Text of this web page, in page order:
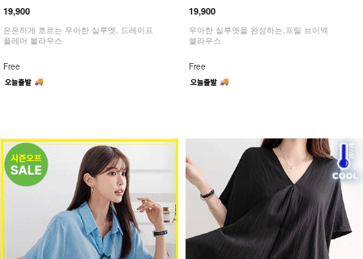
_HR
19,900
은은하게 흐르는 우아한 실루엣, 드레이프
플레어 블라우스
Free
_HR
19,900
우아한 실루엣을 완성하는,프릴 브이넥
블라우스
Free